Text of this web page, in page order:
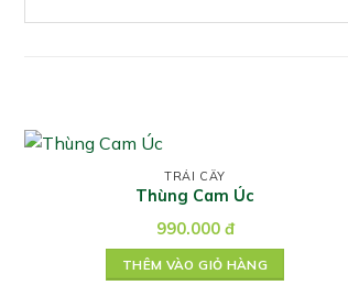
TRÁI CÂY
Thùng Cam Úc
990.000 đ
THÊM VÀO GIỎ HÀNG